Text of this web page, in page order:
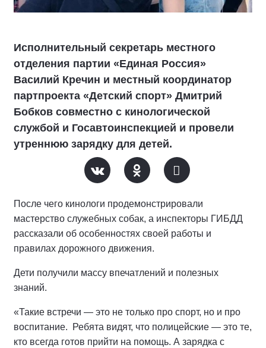
Исполнительный секретарь местного
отделения партии «Единая Россия»
Василий Кречин и местный координатор
партпроекта «Детский спорт» Дмитрий
Бобков совместно с кинологической
службой и Госавтоинспекцией и провели
утреннюю зарядку для детей.
После чего кинологи продемонстрировали
мастерство служебных собак, а инспекторы ГИБДД
рассказали об особенностях своей работы и
правилах дорожного движения.
Дети получили массу впечатлений и полезных
знаний.
«Такие встречи — это не только про спорт, но и про
воспитание. Ребята видят, что полицейские — это те,
кто всегда готов прийти на помощь. А зарядка с